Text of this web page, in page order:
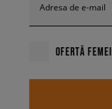
Adresa de e-mail
OFERTĂ FEMEI